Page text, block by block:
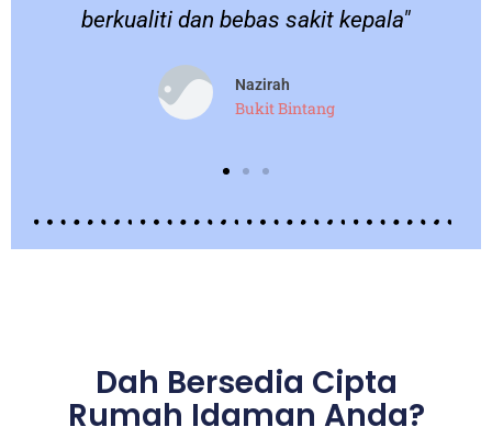
berkualiti dan bebas sakit kepala"
Nazirah
Bukit Bintang
Dah Bersedia Cipta
Rumah Idaman Anda?